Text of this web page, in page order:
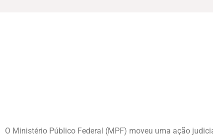
O Ministério Público Federal (MPF) moveu uma ação